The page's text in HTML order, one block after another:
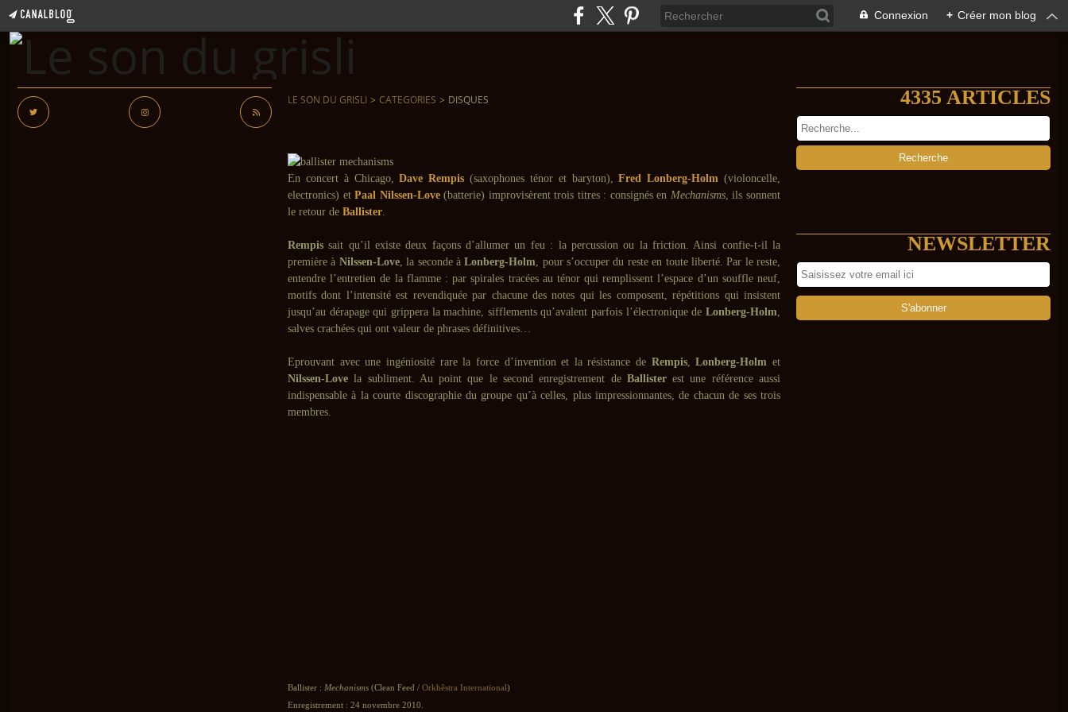
Connexion + Créer mon blog
LE SON DU GRISLI > CATEGORIES > DISQUES
En concert à Chicago,Dave Rempis (saxophones ténor et baryton),Fred Lonberg-Holm (violoncelle,
electronics) etPaal Nilssen-Love(batterie) improvisèrent trois titres : consignés en Mechanisms, ils sonnent
le retour de Ballister.
Rempis sait qu’il existe deux façons d’allumer un feu : la percussion ou la friction. Ainsi confie-t-il la
première à Nilssen-Love, la seconde àLonberg-Holm, pour s’occuper du reste en toute liberté. Par le reste,
entendre l’entretien de la flamme : par spirales tracées au ténor qui remplissent l’espace d’un souffle neuf,
motifs dont l’intensité est revendiquée par chacune des notes qui les composent, répétitions qui insistent
jusqu’au dérapage qui grippera la machine, sifflements qu’avalent parfois l’électronique de Lonberg-Holm,
salves crachées qui ont valeur de phrases définitives…
Eprouvant avec une ingéniosité rare la force d’invention et la résistance de Rempis, Lonberg-Holm et
Nilssen-Love la subliment. Au point que le second enregistrement de Ballisterest une référence aussi
indispensable à la courte discographie du groupe qu’à celles, plus impressionnantes, de chacun de ses trois
membres.
Ballister : Mechanisms (Clean Feed / Orkhêstra International)
Enregistrement : 24 novembre 2010.
4335 ARTICLES
NEWSLETTER